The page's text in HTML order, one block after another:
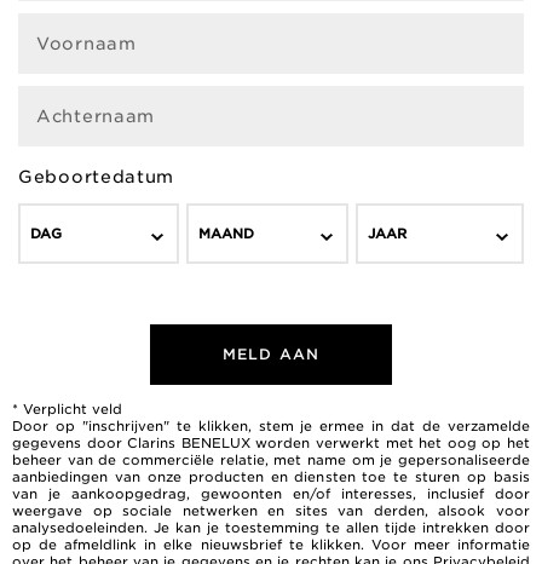
Voornaam
Achternaam
Geboortedatum
DAG MAAND JAAR
MELD AAN
* Verplicht veld
Door op "inschrijven" te klikken, stem je ermee in dat de verzamelde
gegevens door Clarins BENELUX worden verwerkt met het oog op het
beheer van de commerciële relatie, met name om je gepersonaliseerde
aanbiedingen van onze producten en diensten toe te sturen op basis
van je aankoopgedrag, gewoonten en/of interesses, inclusief door
weergave op sociale netwerken en sites van derden, alsook voor
analysedoeleinden. Je kan je toestemming te allen tijde intrekken door
op de afmeldlink in elke nieuwsbrief te klikken. Voor meer informatie